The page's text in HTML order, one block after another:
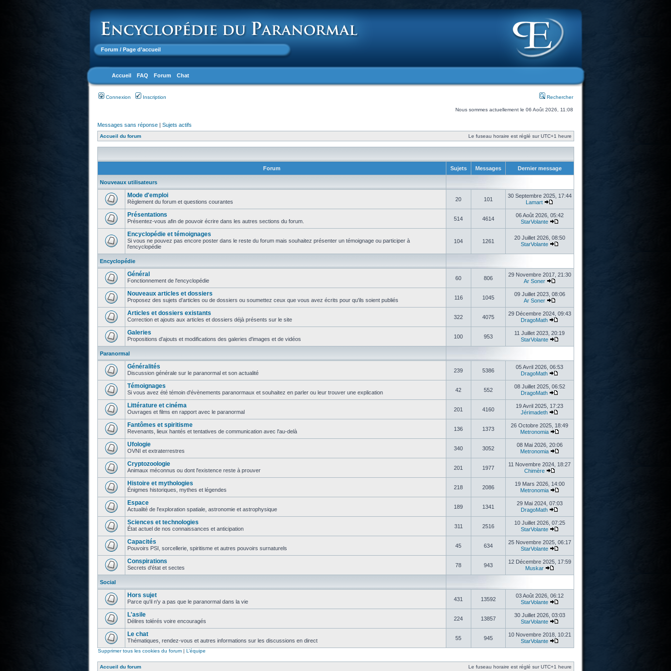
Forum / Page d’accueil
Accueil FAQ Forum Chat
Connexion Inscription Rechercher
Nous sommes actuellement le 06 Août 2026, 11:08
Messages sans réponse| Sujets actifs
Accueil du forum Le fuseau horaire est réglé sur UTC+1 heure
Forum Sujets Messages Dernier message
Nouveaux utilisateurs
Mode d'emploi
Règlement du forum et questions courantes 20 101
30 Septembre 2025, 17:44
Lamart
Présentations
Présentez-vous afin de pouvoir écrire dans les autres sections du forum. 514 4614
06 Août 2026, 05:42
StarVolante
Encyclopédie et témoignages
Si vous ne pouvez pas encore poster dans le reste du forum mais souhaitez présenter un témoignage ou participer à
l'encyclopédie
104 1261
20 Juillet 2026, 08:50
StarVolante
Encyclopédie
Général
Fonctionnement de l'encyclopédie 60 806
29 Novembre 2017, 21:30
Ar Soner
Nouveaux articles et dossiers
Proposez des sujets d'articles ou de dossiers ou soumettez ceux que vous avez écrits pour qu'ils soient publiés 116 1045
09 Juillet 2023, 08:06
Ar Soner
Articles et dossiers existants
Correction et ajouts aux articles et dossiers déjà présents sur le site 322 4075
29 Décembre 2024, 09:43
DragoMath
Galeries
Propositions d'ajouts et modifications des galeries d'images et de vidéos 100 953
11 Juillet 2023, 20:19
StarVolante
Paranormal
Généralités
Discussion générale sur le paranormal et son actualité 239 5386
05 Avril 2026, 06:53
DragoMath
Témoignages
Si vous avez été témoin d'évènements paranormaux et souhaitez en parler ou leur trouver une explication 42 552
08 Juillet 2025, 06:52
DragoMath
Littérature et cinéma
Ouvrages et films en rapport avec le paranormal 201 4160
19 Avril 2025, 17:23
Jérimadeth
Fantômes et spiritisme
Revenants, lieux hantés et tentatives de communication avec l'au-delà 136 1373
26 Octobre 2025, 18:49
Metronomia
Ufologie
OVNI et extraterrestres 340 3052
08 Mai 2026, 20:06
Metronomia
Cryptozoologie
Animaux méconnus ou dont l'existence reste à prouver 201 1977
11 Novembre 2024, 18:27
Chimère
Histoire et mythologies
Énigmes historiques, mythes et légendes 218 2086
19 Mars 2026, 14:00
Metronomia
Espace
Actualité de l'exploration spatiale, astronomie et astrophysique 189 1341
29 Mai 2024, 07:03
DragoMath
Sciences et technologies
État actuel de nos connaissances et anticipation 311 2516
10 Juillet 2026, 07:25
StarVolante
Capacités
Pouvoirs PSI, sorcellerie, spiritisme et autres pouvoirs surnaturels 45 634
25 Novembre 2025, 06:17
StarVolante
Conspirations
Secrets d'état et sectes 78 943
12 Décembre 2025, 17:59
Muskar
Social
Hors sujet
Parce qu'il n'y a pas que le paranormal dans la vie 431 13592
03 Août 2026, 06:12
StarVolante
L'asile
Délires tolérés voire encouragés 224 13857
30 Juillet 2026, 03:03
StarVolante
Le chat
Thématiques, rendez-vous et autres informations sur les discussions en direct 55 945
10 Novembre 2018, 10:21
StarVolante
Supprimer tous les cookies du forum| L’équipe
Accueil du forum Le fuseau horaire est réglé sur UTC+1 heure